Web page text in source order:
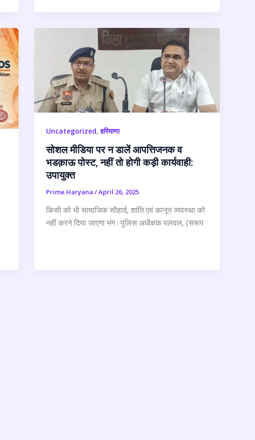
Uncategorized,हरियाणा
सोशल मीडिया पर न डालें आपत्तिजनक व
भडक़ाऊ पोस्ट, नहीं तो होगी कड़ी कार्यवाही:
उपायुक्त
Prime Haryana/April 26, 2025
किसी को भी सामाजिक सौहार्द, शांति एवं कानून व्यवस्था को
नहीं करने दिया जाएगा भंग : पुलिस अधीक्षक पलवल, (सरूप